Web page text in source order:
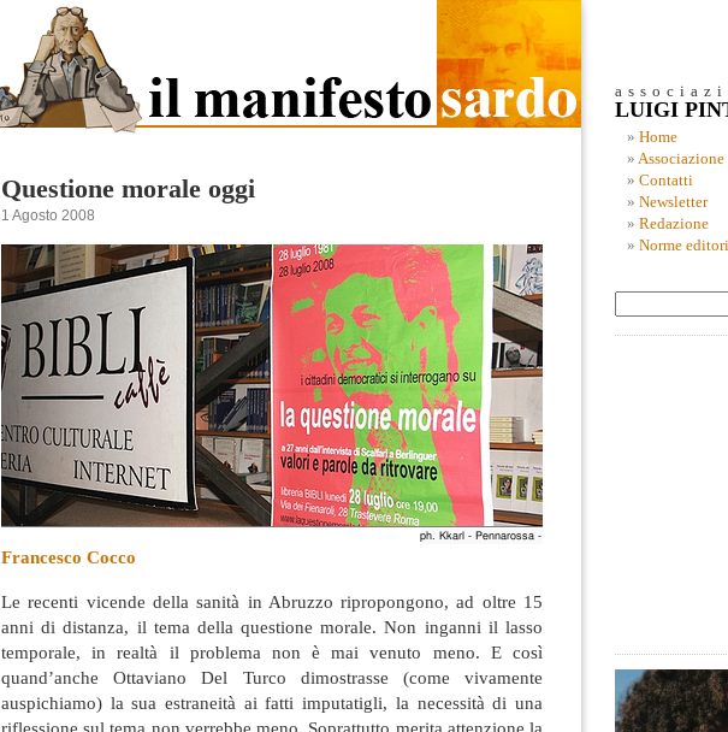
Questione morale oggi
1 Agosto 2008
Francesco Cocco
Le recenti vicende della sanità in Abruzzo ripropongono, ad oltre 15
anni di distanza, il tema della questione morale. Non inganni il lasso
temporale, in realtà il problema non è mai venuto meno. E così
quand’anche Ottaviano Del Turco dimostrasse (come vivamente
auspichiamo) la sua estraneità ai fatti imputatigli, la necessità di una
riflessione sul tema non verrebbe meno. Soprattutto merita attenzione la
LUIGI
Home
Associazione
Contatti
Newsletter
Redazione
Norme